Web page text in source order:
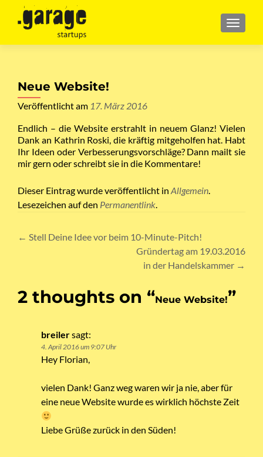
MENU
Neue Website!
Veröffentlicht am 17. März 2016
Endlich – die Website erstrahlt in neuem Glanz! Vielen
Dank an Kathrin Roski, die kräftig mitgeholfen hat. Habt
Ihr Ideen oder Verbesserungsvorschläge? Dann mailt sie
mir gern oder schreibt sie in die Kommentare!
Dieser Eintrag wurde veröffentlicht in Allgemein.
Lesezeichen auf den Permanentlink.
Artikel-
← Stell Deine Idee vor beim 10-Minute-Pitch!
Gründertag am 19.03.2016
in der Handelskammer →
2 thoughts on “Neue Website!”
breilersagt:
4. April 2016 um 9:07 Uhr
Hey Florian,
vielen Dank! Ganz weg waren wir ja nie, aber für
eine neue Website wurde es wirklich höchste Zeit
Liebe Grüße zurück in den Süden!